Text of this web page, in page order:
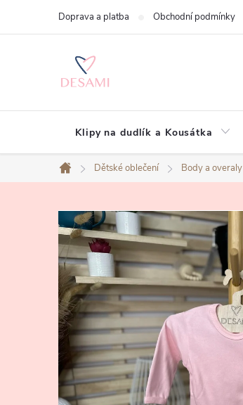
Doprava a platba Obchodní podmínky
Klipy na dudlík a Kousátka
Domů
Dětské oblečení Body a overaly